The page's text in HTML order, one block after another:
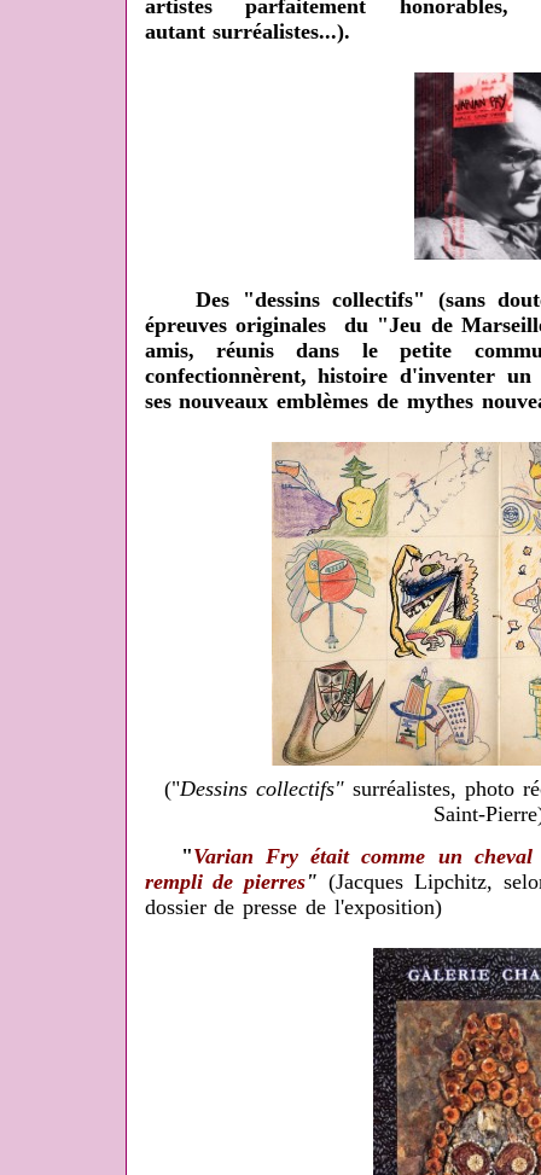
artistes parfaitement
autant surréalistes...).
Des "dessins collectifs" (sans
épreuves originales du "Jeu de
amis, réunis dans le petite
confectionnèrent, histoire d'inventer
ses nouveaux emblèmes de mythes
("Dessins collectifs" surréalistes, photo
Saint-
"Varian Fry était comme un
rempli de pierres" (Jacques Lipchitz,
dossier de presse de l'exposition)